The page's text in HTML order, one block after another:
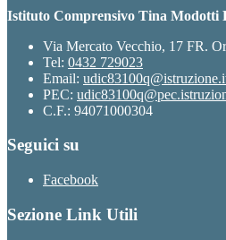
Istituto Comprensivo Tina Modotti
Via Mercato Vecchio, 17 FR.
Tel: 0432 729023
Email:
PEC:
C.F.: 94071000304
Seguici su
Facebook
Sezione Link Utili